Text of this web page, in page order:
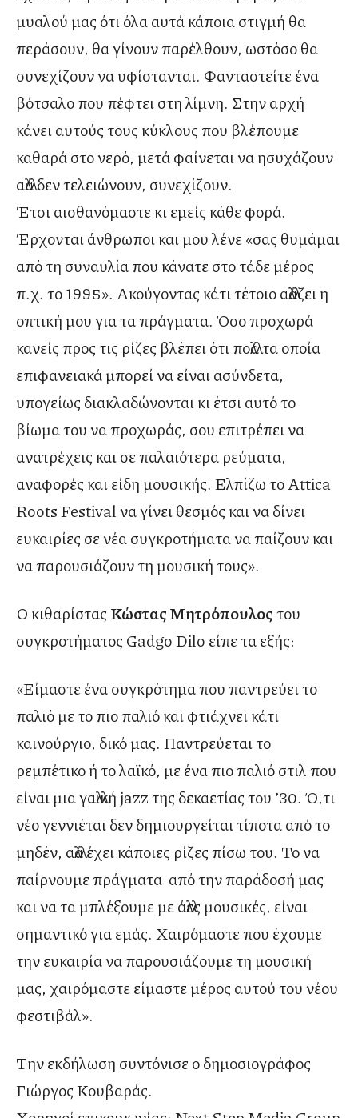
μυαλού μας ότι όλα αυτά κάποια στιγμή θα
περάσουν, θα γίνουν παρέλθουν, ωστόσο θα
συνεχίζουν να υφίστανται. Φανταστείτε ένα
βότσαλο που πέφτει στη λίμνη. Στην αρχή
κάνει αυτούς τους κύκλους που βλέπουμε
καθαρά στο νερό, μετά φαίνεται να ησυχάζουν
αλλά δεν τελειώνουν, συνεχίζουν.
Έτσι αισθανόμαστε κι εμείς κάθε φορά.
Έρχονται άνθρωποι και μου λένε «σας θυμάμαι
από τη συναυλία που κάνατε στο τάδε μέρος
π.χ. το 1995». Ακούγοντας κάτι τέτοιο αλλάζει η
οπτική μου για τα πράγματα. Όσο προχωρά
κανείς προς τις ρίζες βλέπει ότι πολλά τα οποία
επιφανειακά μπορεί να είναι ασύνδετα,
υπογείως διακλαδώνονται κι έτσι αυτό το
βίωμα του να προχωράς, σου επιτρέπει να
ανατρέχεις και σε παλαιότερα ρεύματα,
αναφορές και είδη μουσικής. Ελπίζω το Attica
Roots Festival να γίνει θεσμός και να δίνει
ευκαιρίες σε νέα συγκροτήματα να παίζουν και
να παρουσιάζουν τη μουσική τους».
Ο κιθαρίστας Κώστας Μητρόπουλοςτου
συγκροτήματος Gadgo Dilo είπε τα εξής:
«Είμαστε ένα συγκρότημα που παντρεύει το
παλιό με το πιο παλιό και φτιάχνει κάτι
καινούργιο, δικό μας. Παντρεύεται το
ρεμπέτικο ή το λαϊκό, με ένα πιο παλιό στιλ που
είναι μια γαλλική jazz της δεκαετίας του ’30. Ό,τι
νέο γεννιέται δεν δημιουργείται τίποτα από το
μηδέν, αλλά έχει κάποιες ρίζες πίσω του. Το να
παίρνουμε πράγματα από την παράδοσή μας
και να τα μπλέξουμε με άλλες μουσικές, είναι
σημαντικό για εμάς. Χαιρόμαστε που έχουμε
την ευκαιρία να παρουσιάζουμε τη μουσική
μας, χαιρόμαστε είμαστε μέρος αυτού του νέου
φεστιβάλ».
Την εκδήλωση συντόνισε ο δημοσιογράφος
Γιώργος Κουβαράς.